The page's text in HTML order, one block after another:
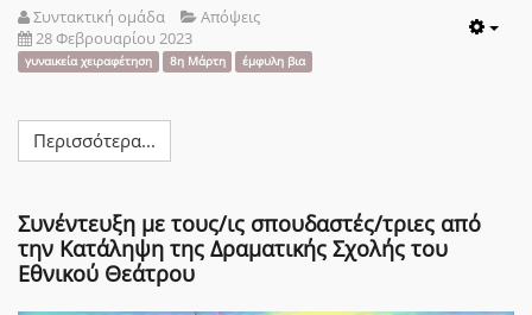
Συντακτική ομάδα
Απόψεις
28 Φεβρουαρίου 2023
γυναικεία χειραφέτηση 8η Μάρτη έμφυλη βια
Περισσότερα...
Συνέντευξη με τους/ις σπουδαστές/τριες από
την Κατάληψη της Δραματικής Σχολής του
Εθνικού Θεάτρου